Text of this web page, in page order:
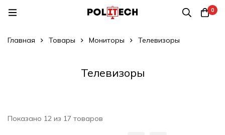
0
Главная Товары Мониторы Телевизоры
Телевизоры
Показано 12 из 17 товаров